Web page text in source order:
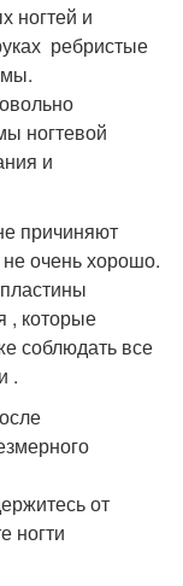
ногтей и
ребристые
ногтевой
и
причиняют
очень хорошо.
, которые
соблюдать все
.
от
ногти